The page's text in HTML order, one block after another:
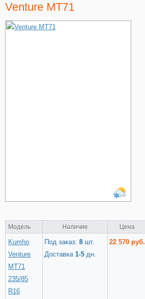
Аксессуары
Venture MT71
Модель Наличие Цена
Kumho
Venture
MT71
235/85
R16
Под заказ: 8 шт.
Доставка 1-5 дн.
22 570 руб.